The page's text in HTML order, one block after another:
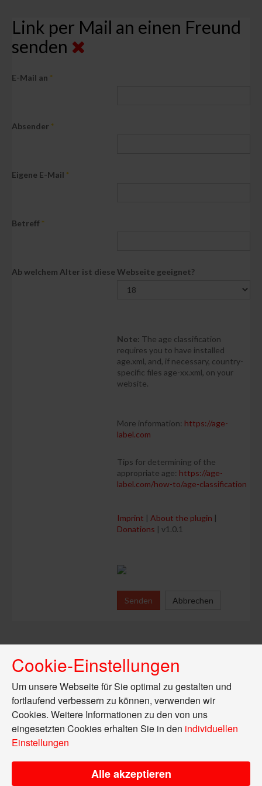
Link per Mail an einen Freund
senden
E-Mail an *
Absender *
Eigene E-Mail *
Betreff *
Ab welchem Alter ist diese Webseite geeignet?
Note: The age classification
requires you to have installed
age.xml, and, if necessary, country-
specific files age-xx.xml, on your
website.
More information: https://age-
label.com
Tips for determining of the
appropriate age: https://age-
label.com/how-to/age-classification
Imprint | About the plugin |
Donations | v1.0.1
Senden Abbrechen
Cookie-Einstellungen
Um unsere Webseite für Sie optimal zu gestalten und
fortlaufend verbessern zu können, verwenden wir
Cookies. Weitere Informationen zu den von uns
eingesetzten Cookies erhalten Sie in den individuellen
Einstellungen
Alle akzeptieren